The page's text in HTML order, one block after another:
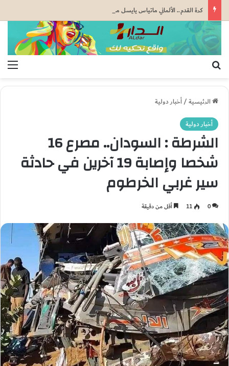
الرئيسية/أخبار دولية
أخبار دولية
الشرطة : السودان.. مصرع 16
شخصا وإصابة 19 آخرين في حادثة
سير غربي الخرطوم
0
11 أقل من دقيقة